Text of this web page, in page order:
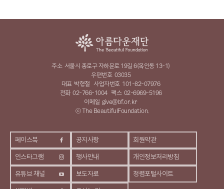
페이스북
인스타그램
유튜브 채널
공지사항
행사안내
보도자료
회원약관
개인정보처리방침
청렴포털사이트
주소 서울시 종로구 자하문로 19길 6(옥인동 13-1)
우편번호 03035
대표 박형철 사업자번호 101-82-07976
전화 02-766-1004 팩스 02-6969-5196
이메일 give@bf.or.kr
ⓒ The BeautifulFoundation.